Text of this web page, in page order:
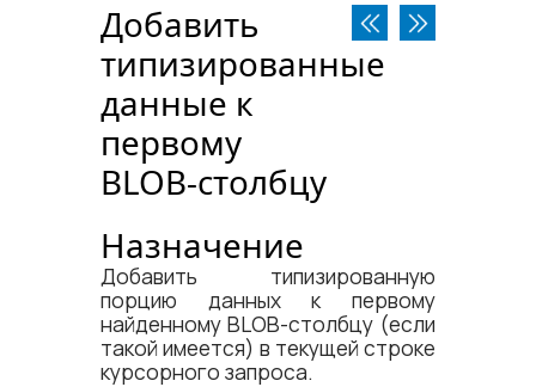
Добавить
типизированные
данные к
первому
BLOB-столбцу
Назначение
Добавить типизированную
порцию данных к первому
найденному BLOB-столбцу (если
такой имеется) в текущей строке
курсорного запроса.